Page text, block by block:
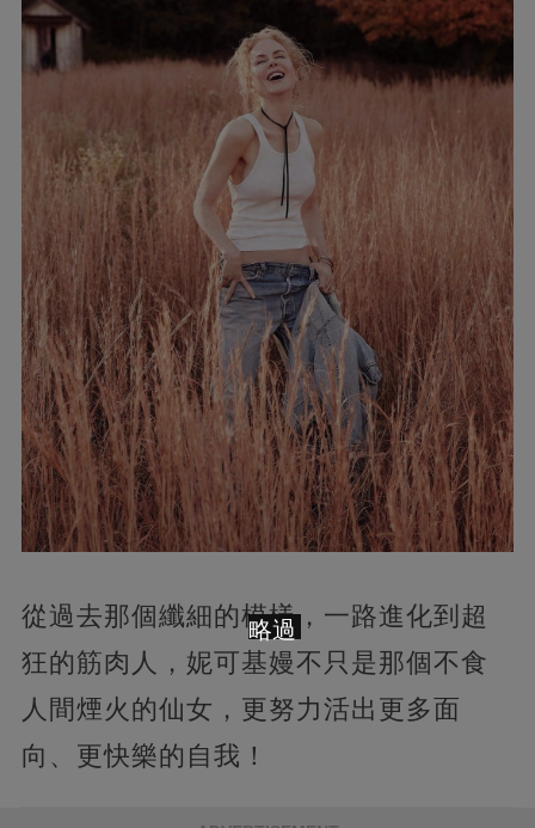
從過去那個纖細的模樣，一路進化到超
狂的筋肉人，妮可基嫚不只是那個不食
人間煙火的仙女，更努力活出更多面
向、更快樂的自我！
略過